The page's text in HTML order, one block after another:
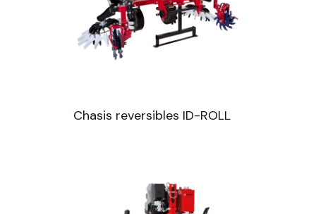
Chasis reversibles ID-ROLL